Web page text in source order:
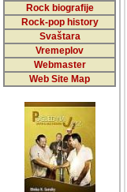
Rock biografije
Rock-pop history
Svaštara
Vremeplov
Webmaster
Web Site Map